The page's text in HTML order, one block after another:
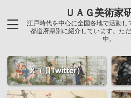
ＵＡＧ美術家
江戸時代を中心に全国各地で活動し
都道府県別に紹介しています。た
中。
X（旧Twitter）